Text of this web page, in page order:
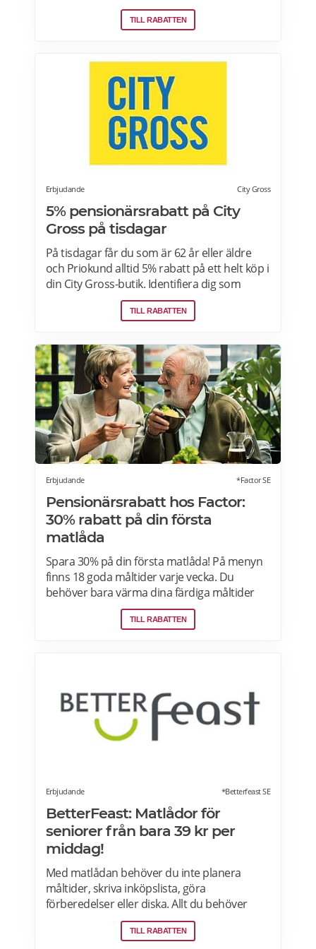
medlemmar som är 65 år eller äldre enbart
vid köp i fysiska Coop-butiker. Rabatt ges på
endast ordinarie priser och kan inte
kombineras med andra rabatter. Läs mer
om pensionärsrabatter på Coop här.
TILL RABATTEN
Erbjudande City Gross
5% pensionärsrabatt på City
Gross på tisdagar
På tisdagar får du som är 62 år eller äldre
och Priokund alltid 5% rabatt på ett helt köp i
din City Gross-butik. Identifiera dig som
Priokund och säg bara till i kassan i butiken
så löser vi in rabatten. Gäller ej citygross.se,
nikotinprodukter, läkemedel,
välgörenhetsprodukter,
modersmjölksersättning, presentkort och
pant. Läs mer om pensionärsrabatter på City
Gross här.
TILL RABATTEN
Erbjudande *Factor SE
Pensionärsrabatt hos Factor:
30% rabatt på din första
matlåda
Spara 30% på din första matlåda! På menyn
finns 18 goda måltider varje vecka. Du
behöver bara värma dina färdiga måltider
från Factor Meals. Med Factor har du alltid
full kontroll. Du väljer vilka måltider du vill ha.
TILL RABATTEN
Erbjudande *Betterfeast SE
BetterFeast: Matlådor för
seniorer från bara 39 kr per
middag!
Med matlådan behöver du inte planera
måltider, skriva inköpslista, göra
förberedelser eller diska. Allt du behöver
göra är att värma maten och så är det
färdigt för servering! Betterfeast handlar,
TILL RABATTEN